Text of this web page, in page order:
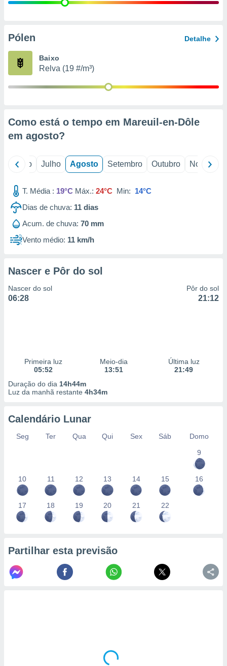
e
de
Pólen Detalhe
Baixo
Relva (19 #/m³)
Como está o tempo em Mareuil-en-Dôle
em agosto?
Junho Julho Agosto Setembro Outubro Novembro
T. Média : 19°C Máx.: 24°C Min: 14°C
Dias de chuva: 11 dias
Acum. de chuva: 70 mm
Vento médio: 11 km/h
Nascer e Pôr do sol
Nascer do sol
06:28
Pôr do sol
21:12
Primeira luz
05:52
Meio-dia
13:51
Última luz
21:49
Duração do dia 14h44m
Luz da manhã restante 4h34m
Calendário Lunar
Seg Ter Qua Qui Sex Sáb
Domo
9
10 11 12 13 14 15 16
17 18 19 20 21 22
Partilhar esta previsão